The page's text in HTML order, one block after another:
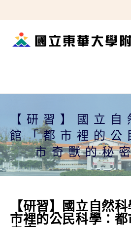
轉
【研習】國立
館「都市裡的公
市奇獸的秘
【研習】國立自然
市裡的公民科學：